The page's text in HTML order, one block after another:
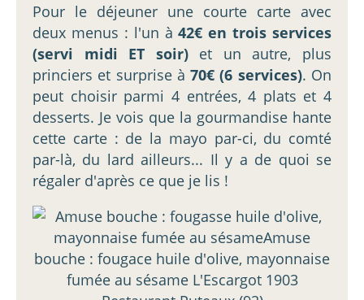
Pour le déjeuner une courte carte avec
deux menus : l'un à42€ en trois services
(servi midi ET soir)et un autre, plus
princiers et surprise à70€ (6 services). On
peut choisir parmi 4 entrées, 4 plats et 4
desserts. Je vois que la gourmandise hante
cette carte : de la mayo par-ci, du comté
par-là, du lard ailleurs... Il y a de quoi se
régaler d'après ce que je lis !